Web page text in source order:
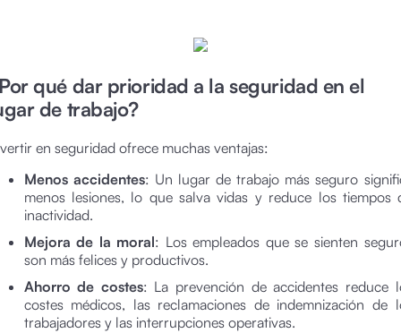
qué dar prioridad a la seguridad en el
de trabajo?
en seguridad ofrece muchas ventajas:
Menos accidentes: Un lugar de trabajo más seguro
menos lesiones, lo que salva vidas y reduce los tiempos
inactividad.
Mejora de la moral: Los empleados que se sienten
son más felices y productivos.
Ahorro de costes: La prevención de accidentes reduce
costes médicos, las reclamaciones de indemnización de
trabajadores y las interrupciones operativas.